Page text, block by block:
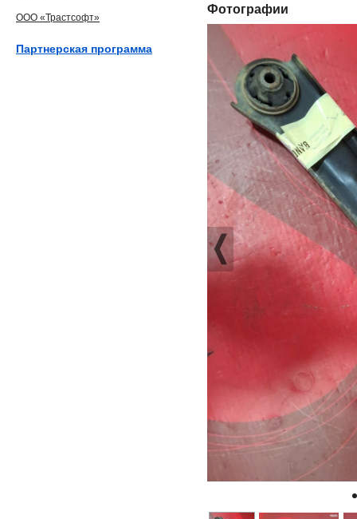
Фотографии
ООО «Трастсофт»
Партнерская программа